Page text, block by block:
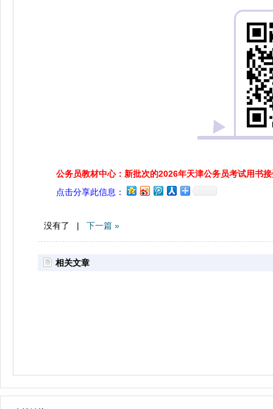
公务员教材中心：新批次的2026年天津公务员考试用书
点击分享此信息：
没有了 | 下一篇 »
相关文章